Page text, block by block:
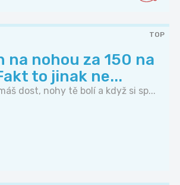
TOP
na nohou za 150 na
to jinak ne...
dost, nohy tě bolí a když si sp...